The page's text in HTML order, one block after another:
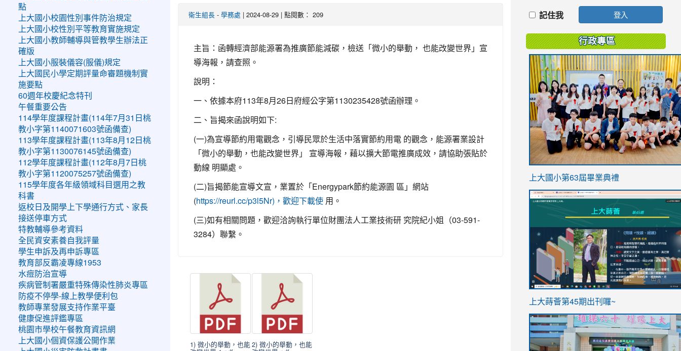
衛生組長 - 學務處 | 2024-08-29 | 點閱數： 209
主旨：函轉經濟部能源署為推廣節能減碳，檢送「微小的舉動， 也能改變世界」宣
導海報，請查照。
說明：
一、依據本府113年8月26日府經公字第1130235428號函辦理。
二、旨揭來函說明如下:
(一)為宣導節約用電觀念，引導民眾於生活中落實節約用電 的觀念，能源署業設計
「微小的舉動，也能改變世界」 宣導海報，藉以擴大節電推廣成效，請協助張貼於
動線 明顯處。
(二)旨揭節能宣導文宣，業置於「Energypark節約能源園 區」網站
(https://reurl.cc/p3l5Nr)，歡迎下載使 用。
(三)如有相關問題，歡迎洽詢執行單位財團法人工業技術研 究院紀小姐（03-591-
3284）聯繫。
1) 微小的舉動，也能2) 微小的舉動，也能
點
上大國小校園性別事件防治規定
上大國小校性別平等教育實施規定
上大國小教師輔導與管教學生辦法正
確版
上大國小服裝儀容(服儀)規定
上大國民小學定期評量命審題機制實
施要點
60週年校慶紀念特刊
午餐重要公告
114學年度課程計畫(114年7月31日桃
教小字第1140071603號函備查)
113學年度課程計畫(113年8月12日桃
教小字第1130076145號函備查)
112學年度課程計畫(112年8月7日桃
教小字第1120075257號函備查)
115學年度各年級領域科目選用之教
科書
返校日及開學上下學通行方式、家長
接送停車方式
特教輔導參考資料
全民資安素養自我評量
學生申訴及再申訴專區
教育部反霸凌專線1953
水痘防治宣導
疾病管制署嚴重特殊傳染性肺炎專區
防疫不停學-線上教學便利包
教師專業發展支持作業平臺
健康促進評鑑專區
桃園市學校午餐教育資訊網
上大國小個資保護公開作業
記住我 登入
行政專區
link
https://sites.google.com/stes.tyc.edu.tw/
上大國小第63屆畢業典禮
link
ink
https://sites.google.com/stes.tyc.edu.tw/
link
https://sites.google.com/stes.tyc.edu.tw/
上大蒔薈第45期出刊囉~